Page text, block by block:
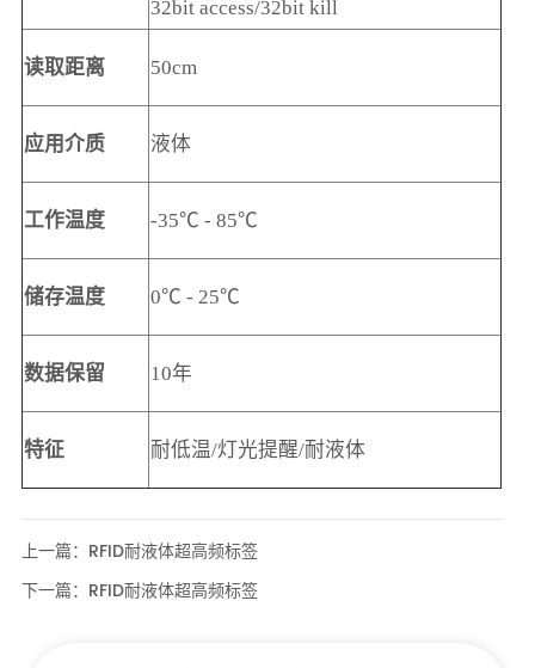
上一篇： RFID耐液体超高频标签
下一篇： RFID耐液体超高频标签